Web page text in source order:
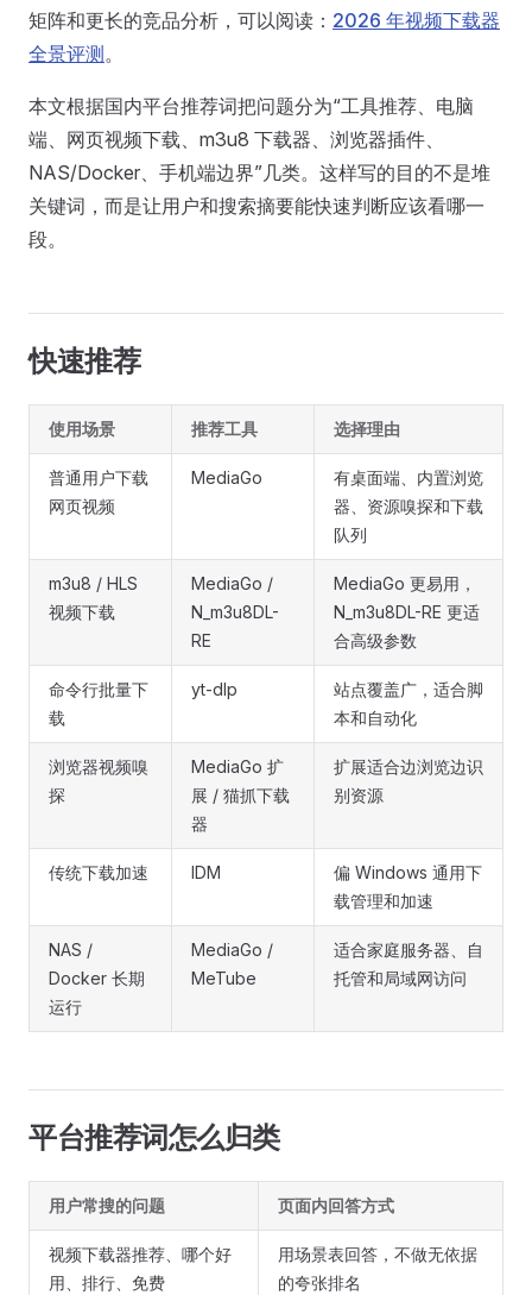
矩阵和更长的竞品分析，可以阅读： 2026 年视频下载器
全景评测 。
本文根据国内平台推荐词把问题分为“工具推荐、电脑
端、网页视频下载、m3u8 下载器、浏览器插件、
NAS/Docker、手机端边界”几类。这样写的目的不是堆
关键词，而是让用户和搜索摘要能快速判断应该看哪一
段。
快速推荐
使用场景 推荐工具 选择理由
普通用户下载
网页视频
MediaGo
有桌面端、内置浏览
器、资源嗅探和下载
队列
m3u8 / HLS
视频下载
MediaGo /
N_m3u8DL-
RE
MediaGo 更易用，
N_m3u8DL-RE 更适
合高级参数
命令行批量下
载
yt-dlp
站点覆盖广，适合脚
本和自动化
浏览器视频嗅
探
MediaGo 扩
展 / 猫抓下载
器
扩展适合边浏览边识
别资源
传统下载加速 IDM
偏 Windows 通用下
载管理和加速
NAS /
Docker 长期
运行
MediaGo /
MeTube
适合家庭服务器、自
托管和局域网访问
平台推荐词怎么归类
用户常搜的问题 页面内回答方式
视频下载器推荐、哪个好
用、排行、免费
用场景表回答，不做无依据
的夸张排名